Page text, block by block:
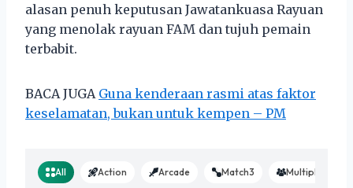
alasan penuh keputusan Jawatankuasa Rayuan
yang menolak rayuan FAM dan tujuh pemain
terbabit.
BACA JUGA Guna kenderaan rasmi atas faktor
keselamatan, bukan untuk kempen – PM